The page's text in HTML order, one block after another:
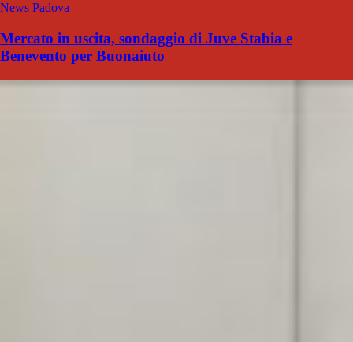
News Padova
Mercato in uscita, sondaggio di Juve Stabia e
Benevento per Buonaiuto